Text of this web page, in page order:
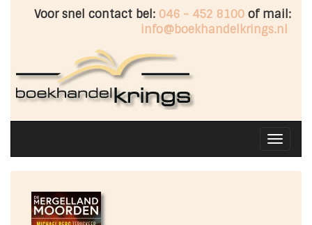
Voor snel contact bel: 046 - 452 8100 of mail:
info@boekhandelkrings.nl
Toggle